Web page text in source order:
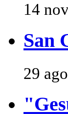
14
San
29